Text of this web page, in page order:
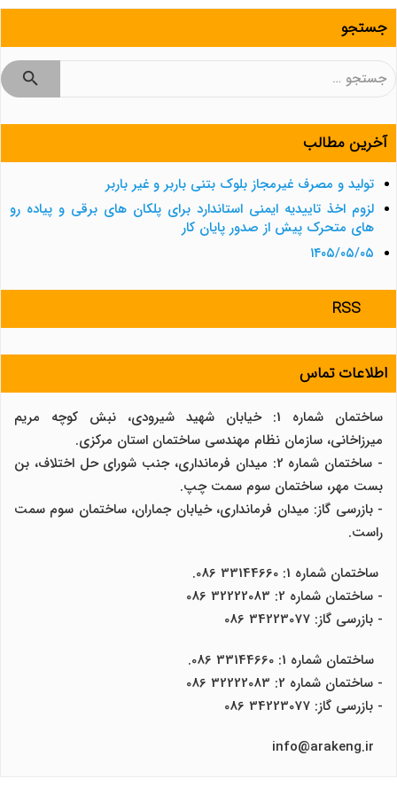
جستجو
جستجو
آخرین مطالب
تولید و مصرف غیرمجاز بلوک بتنی باربر و غیر باربر
لزوم اخذ تاییدیه ایمنی استاندارد برای پلکان های برقی و پیاده رو
های متحرک پیش از صدور پایان کار
۱۴۰۵/۰۵/۰۵
RSS
اطلاعات تماس
ساختمان شماره 1: خیابان شهید شیرودی، نبش کوچه مریم
میرزاخانی، سازمان نظام مهندسی ساختمان استان مرکزی.
- ساختمان شماره 2: میدان فرمانداری، جنب شورای حل اختلاف، بن
بست مهر، ساختمان سوم سمت چپ.
- بازرسی گاز: میدان فرمانداری، خیابان جماران، ساختمان سوم سمت
راست.
ساختمان شماره 1: 33144660 086.
- ساختمان شماره 2: 32222083 086
- بازرسی گاز: 34223077 086
ساختمان شماره 1: 33144660 086.
- ساختمان شماره 2: 32222083 086
- بازرسی گاز: 34223077 086